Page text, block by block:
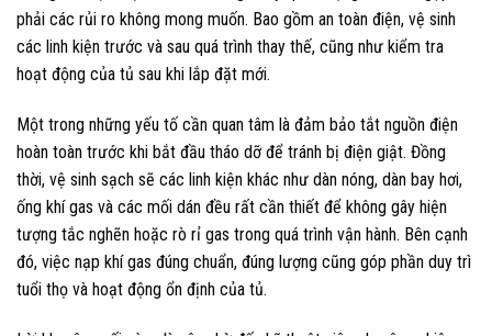
phải các rủi ro không mong muốn. Bao gồm an toàn điện, vệ sinh
các linh kiện trước và sau quá trình thay thế, cũng như kiểm tra
hoạt động của tủ sau khi lắp đặt mới.
Một trong những yếu tố cần quan tâm là đảm bảo tắt nguồn điện
hoàn toàn trước khi bắt đầu tháo dỡ để tránh bị điện giật. Đồng
thời, vệ sinh sạch sẽ các linh kiện khác như dàn nóng, dàn bay hơi,
ống khí gas và các mối dán đều rất cần thiết để không gây hiện
tượng tắc nghẽn hoặc rò rỉ gas trong quá trình vận hành. Bên cạnh
đó, việc nạp khí gas đúng chuẩn, đúng lượng cũng góp phần duy trì
tuổi thọ và hoạt động ổn định của tủ.